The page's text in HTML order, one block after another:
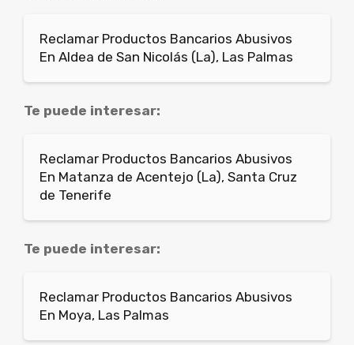
Reclamar Productos Bancarios Abusivos
En Aldea de San Nicolás (La), Las Palmas
Te puede interesar:
Reclamar Productos Bancarios Abusivos
En Matanza de Acentejo (La), Santa Cruz
de Tenerife
Te puede interesar:
Reclamar Productos Bancarios Abusivos
En Moya, Las Palmas